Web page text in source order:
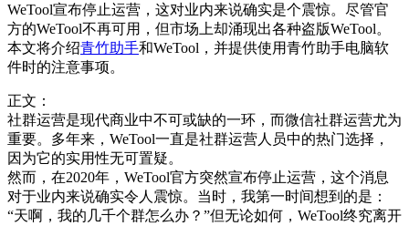
WeTool宣布停止运营，这对业内来说确实是个震惊。尽管官
方的WeTool不再可用，但市场上却涌现出各种盗版WeTool。
本文将介绍青竹助手和WeTool，并提供使用青竹助手电脑软
件时的注意事项。
正文：
社群运营是现代商业中不可或缺的一环，而微信社群运营尤为
重要。多年来，WeTool一直是社群运营人员中的热门选择，
因为它的实用性无可置疑。
然而，在2020年，WeTool官方突然宣布停止运营，这个消息
对于业内来说确实令人震惊。当时，我第一时间想到的是：
“天啊，我的几千个群怎么办？”但无论如何，WeTool终究离开